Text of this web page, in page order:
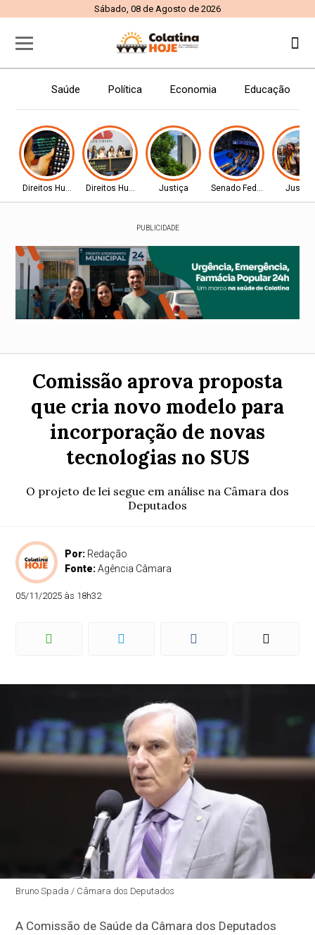
Sábado, 08 de Agosto de 2026
Saúde Política Economia Educação
Direitos HumanosDireitos Humanos Justiça Senado Federal Justiça
PUBLICIDADE
Comissão aprova proposta
que cria novo modelo para
incorporação de novas
tecnologias no SUS
O projeto de lei segue em análise na Câmara dos
Deputados
Por: Redação
Fonte:Agência Câmara
05/11/2025 às 18h32
Bruno Spada / Câmara dos Deputados
A Comissão de Saúde da Câmara dos Deputados